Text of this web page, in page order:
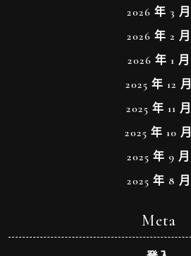
2026 年 3 月
2026 年 2 月
2026 年 1 月
2025 年 12 月
2025 年 11 月
2025 年 10 月
2025 年 9 月
2025 年 8 月
Meta